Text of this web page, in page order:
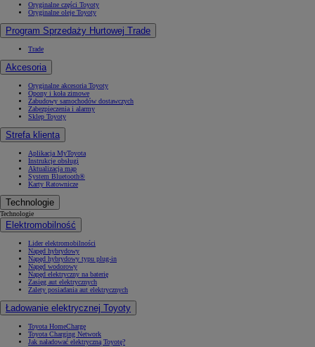
Oryginalne części Toyoty
Oryginalne oleje Toyoty
Program Sprzedaży Hurtowej Trade
Trade
Akcesoria
Oryginalne akcesoria Toyoty
Opony i koła zimowe
Zabudowy samochodów dostawczych
Zabezpieczenia i alarmy
Sklep Toyoty
Strefa klienta
Aplikacja MyToyota
Instrukcje obsługi
Aktualizacja map
System Bluetooth®
Karty Ratownicze
Technologie
Technologie
Elektromobilność
Lider elektromobilności
Napęd hybrydowy
Napęd hybrydowy typu plug-in
Napęd wodorowy
Napęd elektryczny na baterię
Zasięg aut elektrycznych
Zalety posiadania aut elektrycznych
Ładowanie elektrycznej Toyoty
Toyota HomeCharge
Toyota Charging Network
Jak naładować elektryczną Toyotę?